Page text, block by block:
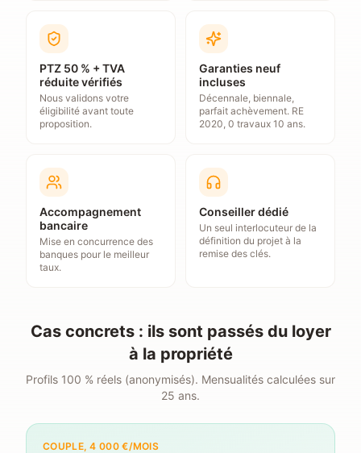
PTZ 50 % + TVA
réduite vérifiés
Nous validons votre
éligibilité avant toute
proposition.
Garanties neuf
incluses
Décennale, biennale,
parfait achèvement. RE
2020, 0 travaux 10 ans.
Accompagnement
bancaire
Mise en concurrence des
banques pour le meilleur
taux.
Conseiller dédié
Un seul interlocuteur de la
définition du projet à la
remise des clés.
Cas concrets : ils sont passés du loyer
à la propriété
Profils 100 % réels (anonymisés). Mensualités calculées sur
25 ans.
COUPLE, 4 000 €/MOIS